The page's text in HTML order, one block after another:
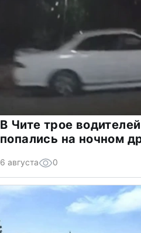
В Чите трое
попались на ночном
6 августа 0